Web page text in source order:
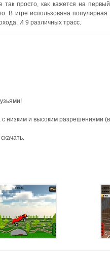
просто, как кажется на
В игре использована
И 9 различных трасс.
низким и высоким разрешениями